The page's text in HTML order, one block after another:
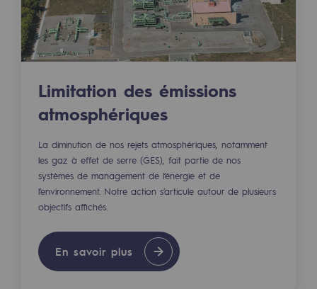
Engagements auprès des territoires
Social
Notre investissement dans les
Inclusion
Mixité et égalité Femme-Homme
QVCT
Sécurité
Sécurité
Limitation des émissions
atmosphériques
La diminution de nos rejets atmosphériques, notamment
les gaz à effet de serre (GES), fait partie de nos
systèmes de management de l’énergie et de
l’environnement. Notre action s’articule autour de plusieurs
objectifs affichés.
En savoir plus